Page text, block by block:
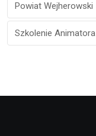
Powiat Wejherowski
Szkolenie Animatora